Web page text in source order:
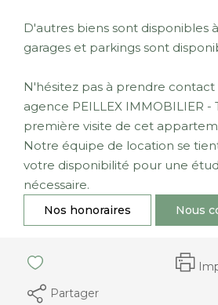
D'autres biens sont disponibles
garages et parkings sont
N'hésitez pas à prendre contact
agence PEILLEX IMMOBILIER
première visite de cet
Notre équipe de location se
votre disponibilité pour une
nécessaire.
Nos honoraires Nous
Partager